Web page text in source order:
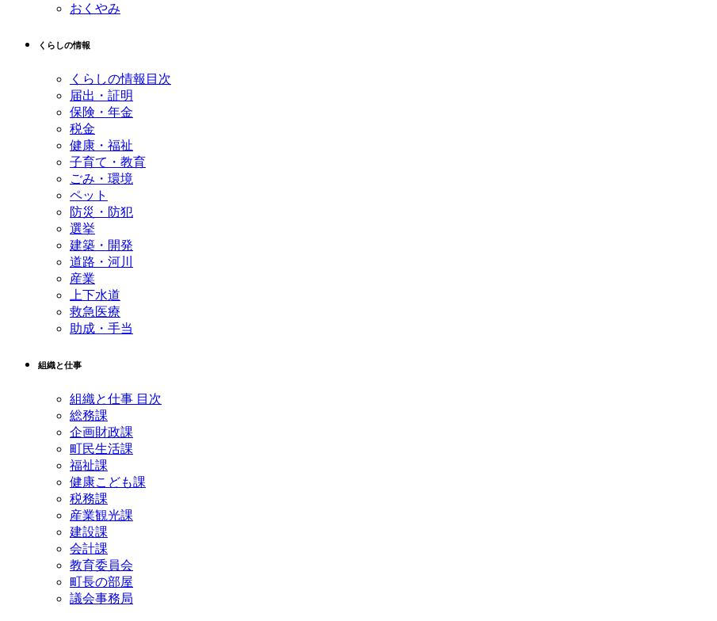
おくやみ
くらしの情報
くらしの情報目次
届出・証明
保険・年金
税金
健康・福祉
子育て・教育
ごみ・環境
ペット
防災・防犯
選挙
建築・開発
道路・河川
産業
上下水道
救急医療
助成・手当
組織と仕事
組織と仕事 目次
総務課
企画財政課
町民生活課
福祉課
健康こども課
税務課
産業観光課
建設課
会計課
教育委員会
町長の部屋
議会事務局